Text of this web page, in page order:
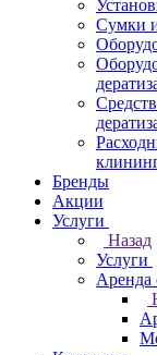
Сумки
Бренды
Акции
Услуги
Назад
Услуги
Аренда